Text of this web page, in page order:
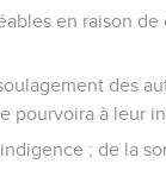
en raison de
des
pourvoira à leur
; de la